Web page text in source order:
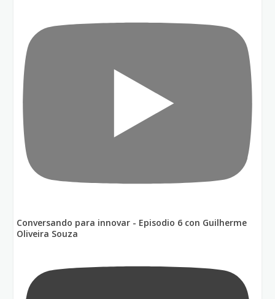
Conversando para innovar - Episodio 6 con Guilherme
Oliveira Souza